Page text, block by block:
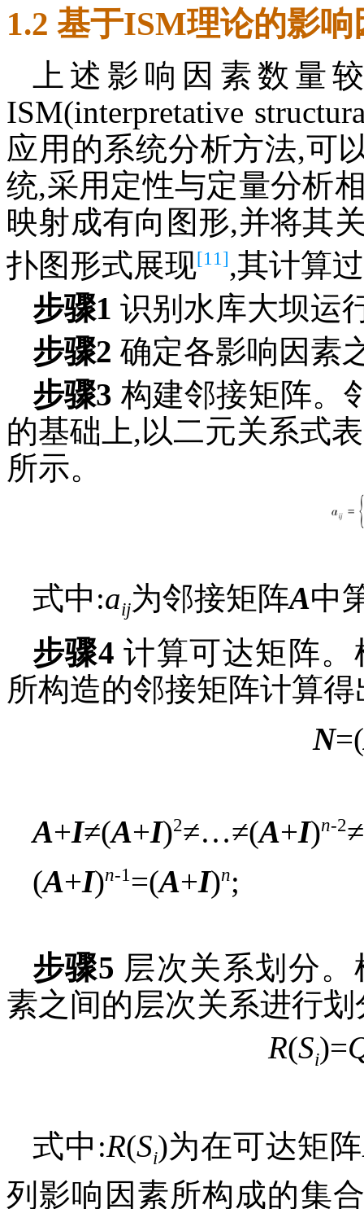
1.2 基于ISM理论的影
上述影响因素数量
ISM(interpretative
应用的系统分析方法,可
统,采用定性与定量分析
映射成有向图形,并将其
扑图形式展现[11],其计算
步骤1 识别水库大坝运
步骤2 确定各影响因素
步骤3 构建邻接矩阵。
的基础上,以二元关系式
所示。
式中:aij为邻接矩阵A中
步骤4 计算可达矩阵
所构造的邻接矩阵计算
N=(
A+I≠(A+I)2≠…≠(A+I)n-2≠
(A+I)n-1=(A+I)n;
步骤5 层次关系划分
素之间的层次关系进行
R(Si)=
式中:R(Si)为在可达矩阵
列影响因素所构成的集